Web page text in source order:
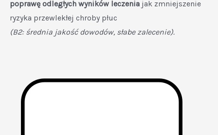
poprawę odległych wyników leczenia jak zmniejszenie
ryzyka przewlekłej chroby płuc
(B2: średnia jakość dowodów, słabe zalecenie).